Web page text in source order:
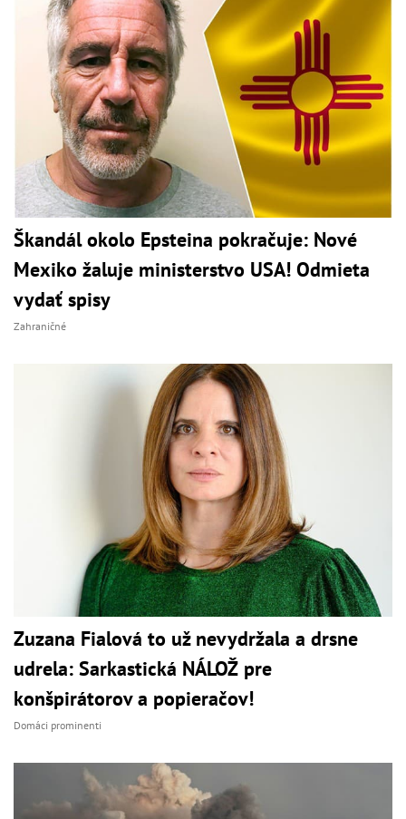
Škandál okolo Epsteina pokračuje: Nové
Mexiko žaluje ministerstvo USA! Odmieta
vydať spisy
Zahraničné
Zuzana Fialová to už nevydržala a drsne
udrela: Sarkastická NÁLOŽ pre
konšpirátorov a popieračov!
Domáci prominenti